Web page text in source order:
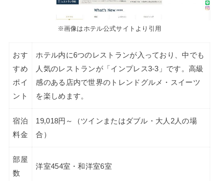
※画像はホテル公式サイトより引用
おす
すめ
ポイ
ント
ホテル内に6つのレストランが入っており、中でも
人気のレストランが「インプレス3-3」です。高級
感のある店内で世界のトレンドグルメ・スイーツ
を楽しめます。
宿泊
料金
19,018円～（ツインまたはダブル・大人2人の場
合）
部屋
数
洋室454室・和洋室6室